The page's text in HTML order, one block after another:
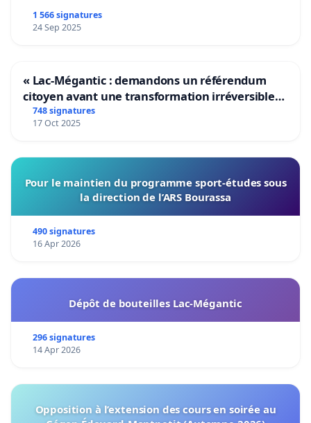
1 566 signatures
24 Sep 2025
« Lac-Mégantic : demandons un référendum
citoyen avant une transformation irréversible
de notre territoire »
748 signatures
17 Oct 2025
Pour le maintien du programme sport-études sous
la direction de l’ARS Bourassa
490 signatures
16 Apr 2026
Dépôt de bouteilles Lac-Mégantic
296 signatures
14 Apr 2026
Opposition à l’extension des cours en soirée au